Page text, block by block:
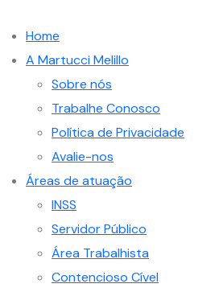
Home
A Martucci Melillo
Sobre nós
Trabalhe Conosco
Política de Privacidade
Avalie-nos
Áreas de atuação
INSS
Servidor Público
Área Trabalhista
Contencioso Cível